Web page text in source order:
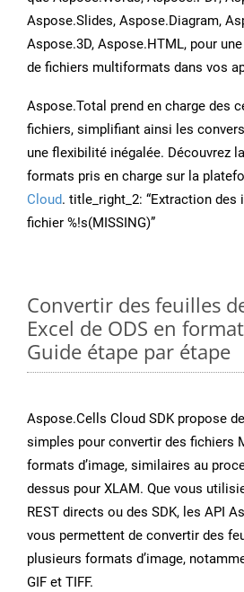
Aspose.Slides, Aspose.Diagram,
Aspose.3D, Aspose.HTML, pour
de fichiers multiformats dans vos
Aspose.Total prend en charge des
fichiers, simplifiant ainsi les
une flexibilité inégalée. Découvrez
formats pris en charge sur la
Cloud. title_right_2: “Extraction
fichier %!s(MISSING)”
Convertir des feuilles
Excel de ODS en
Guide étape par étape
Aspose.Cells Cloud SDK propose
simples pour convertir des fichiers
formats d’image, similaires au
dessus pour XLAM. Que vous
REST directs ou des SDK, les API
vous permettent de convertir des
plusieurs formats d’image,
GIF et TIFF.